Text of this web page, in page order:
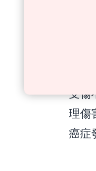
受傷
理傷
癌症